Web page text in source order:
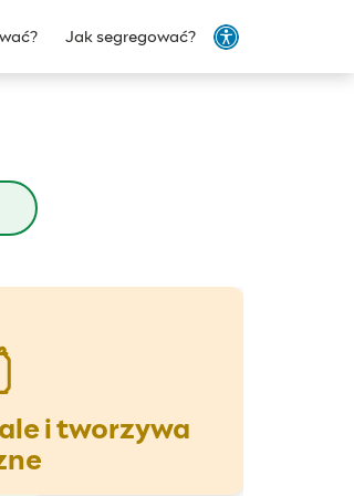
Jak segregować?
i tworzywa